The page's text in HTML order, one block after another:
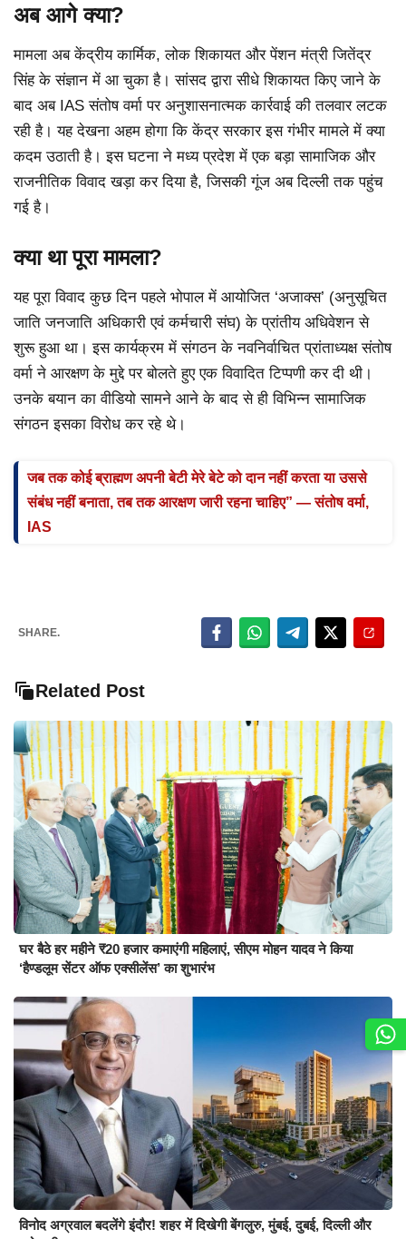
अब आगे क्या?
मामला अब केंद्रीय कार्मिक, लोक शिकायत और पेंशन मंत्री जितेंद्र
सिंह के संज्ञान में आ चुका है। सांसद द्वारा सीधे शिकायत किए जाने के
बाद अब IAS संतोष वर्मा पर अनुशासनात्मक कार्रवाई की तलवार लटक
रही है। यह देखना अहम होगा कि केंद्र सरकार इस गंभीर मामले में क्या
कदम उठाती है। इस घटना ने मध्य प्रदेश में एक बड़ा सामाजिक और
राजनीतिक विवाद खड़ा कर दिया है, जिसकी गूंज अब दिल्ली तक पहुंच
गई है।
क्या था पूरा मामला?
यह पूरा विवाद कुछ दिन पहले भोपाल में आयोजित ‘अजाक्स’ (अनुसूचित
जाति जनजाति अधिकारी एवं कर्मचारी संघ) के प्रांतीय अधिवेशन से
शुरू हुआ था। इस कार्यक्रम में संगठन के नवनिर्वाचित प्रांताध्यक्ष संतोष
वर्मा ने आरक्षण के मुद्दे पर बोलते हुए एक विवादित टिप्पणी कर दी थी।
उनके बयान का वीडियो सामने आने के बाद से ही विभिन्न सामाजिक
संगठन इसका विरोध कर रहे थे।
जब तक कोई ब्राह्मण अपनी बेटी मेरे बेटे को दान नहीं करता या उससे
संबंध नहीं बनाता, तब तक आरक्षण जारी रहना चाहिए” — संतोष वर्मा,
IAS
SHARE.
Related Post
घर बैठे हर महीने ₹20 हजार कमाएंगी महिलाएं, सीएम मोहन यादव ने किया
‘हैण्डलूम सेंटर ऑफ एक्सीलेंस’ का शुभारंभ
विनोद अग्रवाल बदलेंगे इंदौर! शहर में दिखेगी बेंगलुरु, मुंबई, दुबई, दिल्ली और